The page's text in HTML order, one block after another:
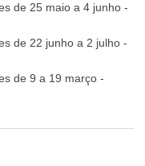
de 25 maio a 4 junho -
de 22 junho a 2 julho -
de 9 a 19 março -